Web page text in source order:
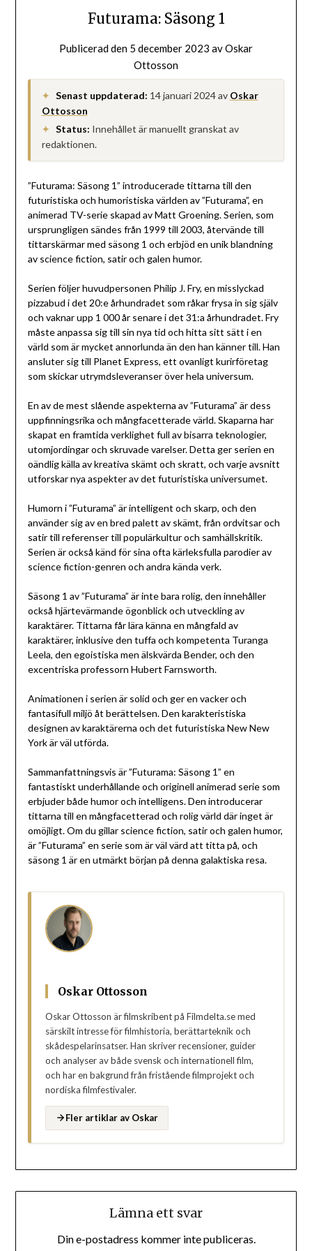
Futurama: Säsong 1
Publicerad den 5 december 2023 avOskar
Ottosson
✦ Senast uppdaterad: 14 januari 2024av Oskar
Ottosson
✦ Status: Innehållet är manuellt granskat av
redaktionen.
”Futurama: Säsong 1” introducerade tittarna till den
futuristiska och humoristiska världen av ”Futurama”, en
animerad TV-serie skapad av Matt Groening. Serien, som
ursprungligen sändes från 1999 till 2003, återvände till
tittarskärmar med säsong 1 och erbjöd en unik blandning
av science fiction, satir och galen humor.
Serien följer huvudpersonen Philip J. Fry, en misslyckad
pizzabud i det 20:e århundradet som råkar frysa in sig själv
och vaknar upp 1 000 år senare i det 31:a århundradet. Fry
måste anpassa sig till sin nya tid och hitta sitt sätt i en
värld som är mycket annorlunda än den han känner till. Han
ansluter sig till Planet Express, ett ovanligt kurirföretag
som skickar utrymdsleveranser över hela universum.
En av de mest slående aspekterna av ”Futurama” är dess
uppfinningsrika och mångfacetterade värld. Skaparna har
skapat en framtida verklighet full av bisarra teknologier,
utomjordingar och skruvade varelser. Detta ger serien en
oändlig källa av kreativa skämt och skratt, och varje avsnitt
utforskar nya aspekter av det futuristiska universumet.
Humorn i ”Futurama” är intelligent och skarp, och den
använder sig av en bred palett av skämt, från ordvitsar och
satir till referenser till populärkultur och samhällskritik.
Serien är också känd för sina ofta kärleksfulla parodier av
science fiction-genren och andra kända verk.
Säsong 1 av ”Futurama” är inte bara rolig, den innehåller
också hjärtevärmande ögonblick och utveckling av
karaktärer. Tittarna får lära känna en mångfald av
karaktärer, inklusive den tuffa och kompetenta Turanga
Leela, den egoistiska men älskvärda Bender, och den
excentriska professorn Hubert Farnsworth.
Animationen i serien är solid och ger en vacker och
fantasifull miljö åt berättelsen. Den karakteristiska
designen av karaktärerna och det futuristiska New New
York är väl utförda.
Sammanfattningsvis är ”Futurama: Säsong 1” en
fantastiskt underhållande och originell animerad serie som
erbjuder både humor och intelligens. Den introducerar
tittarna till en mångfacetterad och rolig värld där inget är
omöjligt. Om du gillar science fiction, satir och galen humor,
är ”Futurama” en serie som är väl värd att titta på, och
säsong 1 är en utmärkt början på denna galaktiska resa.
Oskar Ottosson
Oskar Ottosson är filmskribent på Filmdelta.se med
särskilt intresse för filmhistoria, berättarteknik och
skådespelarinsatser. Han skriver recensioner, guider
och analyser av både svensk och internationell film,
och har en bakgrund från fristående filmprojekt och
nordiska filmfestivaler.
Fler artiklar av Oskar
Lämna ett svar
Din e-postadress kommer inte publiceras.